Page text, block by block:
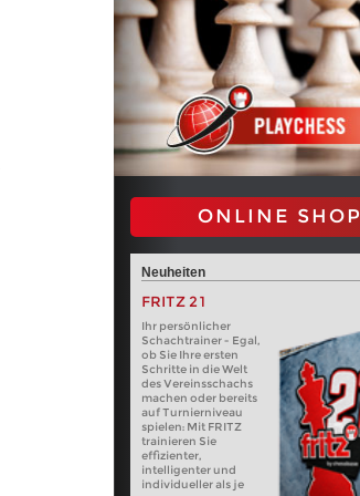
ONLINE SHOP
Neuheiten
FRITZ 21
Ihr persönlicher
Schachtrainer - Egal,
ob Sie Ihre ersten
Schritte in die Welt
des Vereinsschachs
machen oder bereits
auf Turnierniveau
spielen: Mit FRITZ
trainieren Sie
effizienter,
intelligenter und
individueller als je